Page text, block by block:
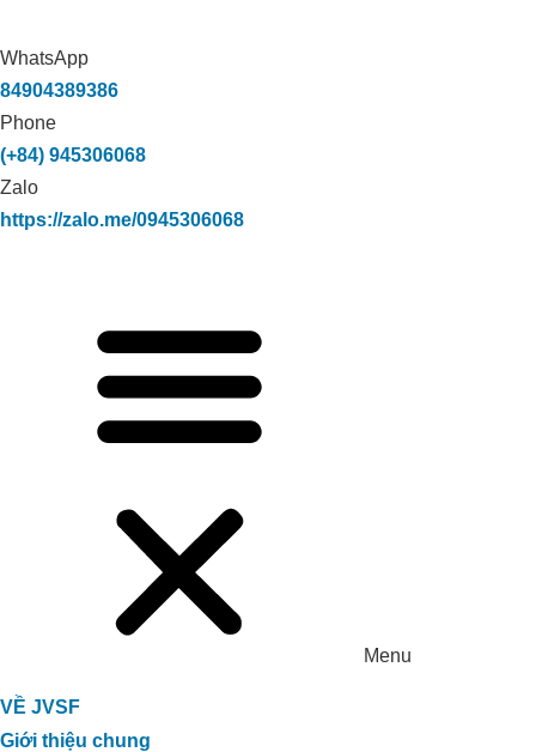
WhatsApp
84904389386
Phone
(+84) 945306068
Zalo
https://zalo.me/0945306068
Menu
VỀ JVSF
Giới thiệu chung